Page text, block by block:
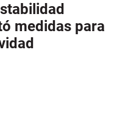
medidas para